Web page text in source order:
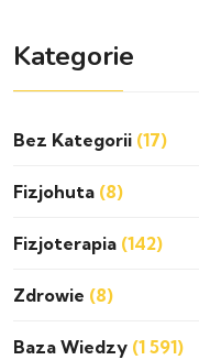
Kategorie
Bez Kategorii (17)
Fizjohuta (8)
Fizjoterapia (142)
Zdrowie (8)
Baza Wiedzy (1 591)